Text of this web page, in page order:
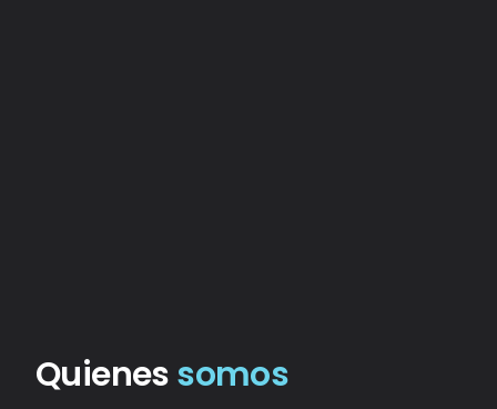
Quienessomos